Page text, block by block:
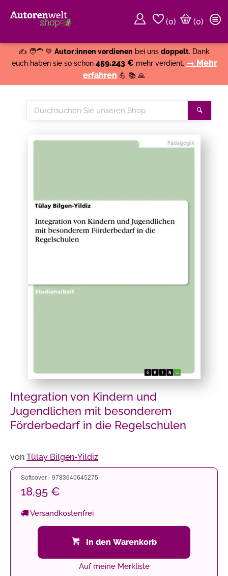
(0)
(0)
✍️ 🧑‍🦱 💚 Autor:innen verdienen bei uns doppelt. Dank
euch haben sie so schon 459.243 € mehr verdient. → Mehr
erfahren 💪 📚 🙏
Durchsuchen
Sie
Shop
Integration von Kindern und
Jugendlichen mit besonderem
Förderbedarf in die Regelschulen
von Tülay Bilgen-Yildiz
Softcover - 9783640645275
18,95 €
Versandkostenfrei
In den Warenkorb
Auf meine Merkliste